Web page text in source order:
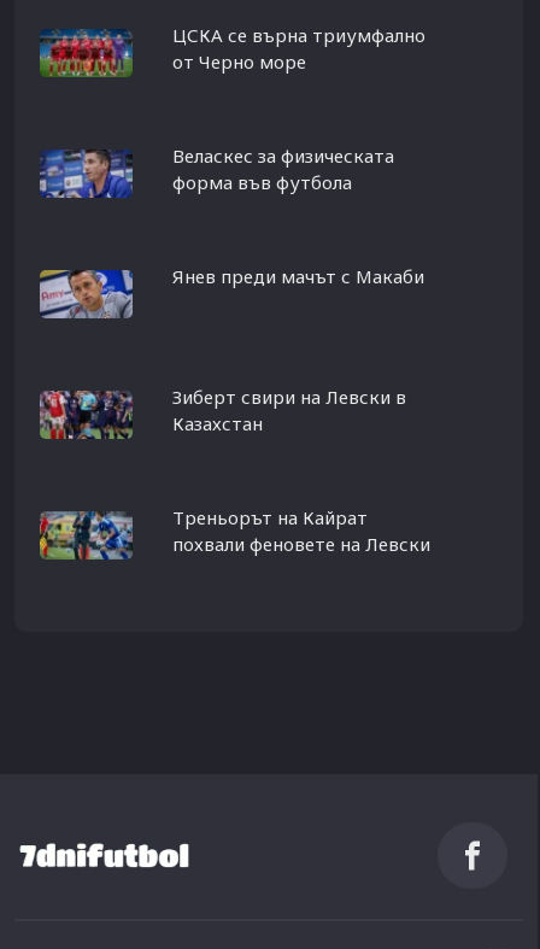
ЦСКА се върна триумфално
от Черно море
Веласкес за физическата
форма във футбола
Янев преди мачът с Макаби
Зиберт свири на Левски в
Казахстан
Треньорът на Кайрат
похвали феновете на Левски